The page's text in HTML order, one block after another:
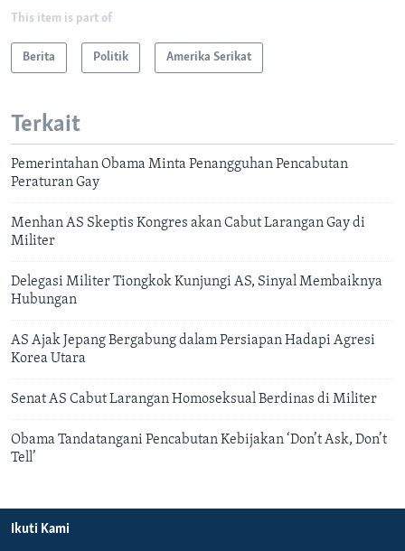
This item is part of
Berita Politik Amerika Serikat
Terkait
Pemerintahan Obama Minta Penangguhan Pencabutan
Peraturan Gay
Menhan AS Skeptis Kongres akan Cabut Larangan Gay di
Militer
Delegasi Militer Tiongkok Kunjungi AS, Sinyal Membaiknya
Hubungan
AS Ajak Jepang Bergabung dalam Persiapan Hadapi Agresi
Korea Utara
Senat AS Cabut Larangan Homoseksual Berdinas di Militer
Obama Tandatangani Pencabutan Kebijakan ‘Don’t Ask, Don’t
Tell’
Ikuti Kami